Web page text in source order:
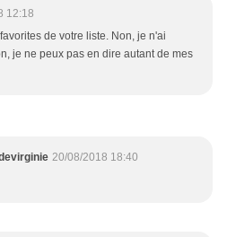
12:18
de votre liste. Non, je n'ai
je ne peux pas en dire autant de mes
20/08/2018 18:40